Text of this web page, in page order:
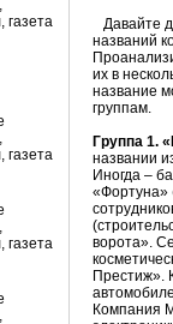
Давайте
названий
их в
название
группам.
Группа 1.
названии
Иногда –
«Фортуна»
ворота».
Престиж».
Компания